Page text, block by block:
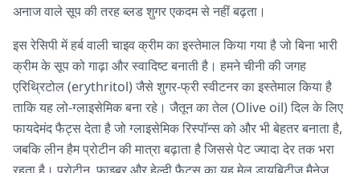
अनाज वाले सूप की तरह ब्लड शुगर एकदम से नहीं बढ़ता।
इस रेसिपी में हर्ब वाली चाइव क्रीम का इस्तेमाल किया गया है जो बिना भारी
क्रीम के सूप को गाढ़ा और स्वादिष्ट बनाती है। हमने चीनी की जगह
एरिथ्रिटोल (erythritol) जैसे शुगर-फ्री स्वीटनर का इस्तेमाल किया है
ताकि यह लो-ग्लाइसेमिक बना रहे। जैतून का तेल (Olive oil) दिल के लिए
फायदेमंद फैट्स देता है जो ग्लाइसेमिक रिस्पॉन्स को और भी बेहतर बनाता है,
जबकि लीन हैम प्रोटीन की मात्रा बढ़ाता है जिससे पेट ज्यादा देर तक भरा